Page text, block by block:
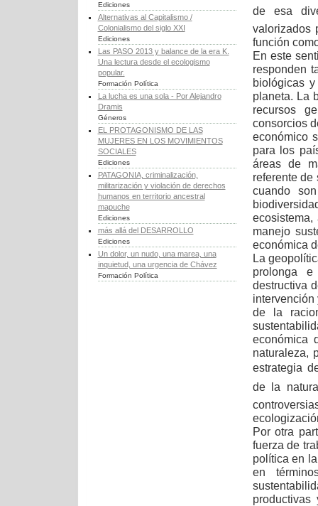
Ediciones
Alternativas al Capitalismo /
Colonialismo del siglo XXI
Ediciones
Las PASO 2013 y balance de la era K.
Una lectura desde el ecologismo
popular.
Formación Política
La lucha es una sola - Por Alejandro
Dramis
Géneros
EL PROTAGONISMO DE LAS
MUJERES EN LOS MOVIMIENTOS
SOCIALES
Ediciones
PATAGONIA, criminalización,
militarización y violación de derechos
humanos en territorio ancestral
mapuche
Ediciones
más allá del DESARROLLO
Ediciones
Un dolor, un nudo, una marea, una
inquietud, una urgencia de Chávez
Formación Política
de esa
valorizados
función
En este
responden
biológicas
planeta. La
recursos
consorcios
económico
para los
áreas de
referente
cuando
manejo
económica
La
prolonga
destructiva
de la
económica
naturaleza,
estrategia
de la
Por otra
fuerza de
política en
en